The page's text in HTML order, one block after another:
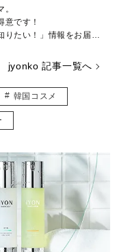
です！
たい！」情報をお届け
jyonko 記事一覧へ
韓国コスメ